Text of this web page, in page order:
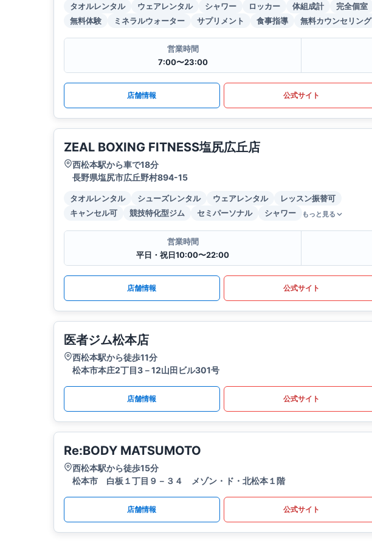
タオルレンタル ウェアレンタル シャワー ロッカー 体組成計
完全個室
無料体験
ミネラルウォーター サプリメント 食事指導 無料カウンセリング
営業時間
7:00〜23:00
店舗情報 公式サイト
ZEAL BOXING FITNESS塩尻広丘店
西松本駅から車で18分
長野県塩尻市広丘野村894-15
タオルレンタル シューズレンタル ウェアレンタル
レッスン振替可
キャンセル可
競技特化型ジム セミパーソナル シャワー もっと見る
営業時間
平日・祝日10:00〜22:00
店舗情報 公式サイト
医者ジム松本店
西松本駅から徒歩11分
松本市本庄2丁目3－12山田ビル301号
店舗情報 公式サイト
Re:BODY MATSUMOTO
西松本駅から徒歩15分
松本市 白板１丁目９－３４ メゾン・ド・北松本１階
店舗情報 公式サイト